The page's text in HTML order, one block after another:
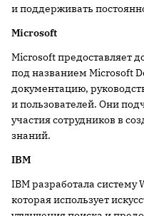
и поддерживать
Microsoft
Microsoft предоставляет
под названием Microsoft
документацию,
и пользователей. Они
участия сотрудников в
знаний.
IBM
IBM разработала систему
которая использует